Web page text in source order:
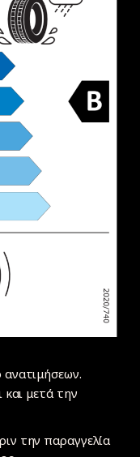
ανατιμήσεων.
και μετά την
την παραγγελία